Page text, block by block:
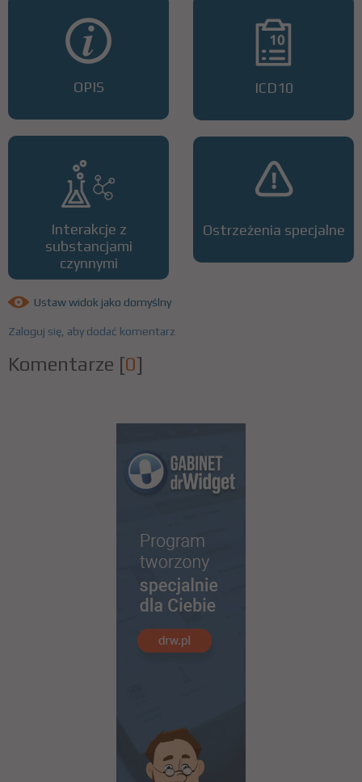
OPIS
Interakcje z
substancjami
czynnymi
ICD10
Ostrzeżenia specjalne
Ustaw widok jako domyślny
Zaloguj się, aby dodać komentarz
Komentarze [0]